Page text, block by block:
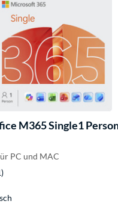
M365 Single1
PC und MAC